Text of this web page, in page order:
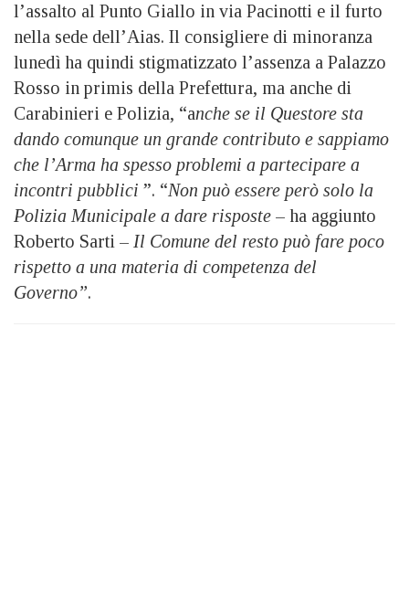
l’assalto al Punto Giallo in via Pacinotti e il furto
nella sede dell’Aias. Il consigliere di minoranza
lunedì ha quindi stigmatizzato l’assenza a Palazzo
Rosso in primis della Prefettura, ma anche di
Carabinieri e Polizia, “anche se il Questore sta
dando comunque un grande contributo e sappiamo
che l’Arma ha spesso problemi a partecipare a
incontri pubblici ”. “Non può essere però solo la
Polizia Municipale a dare risposte – ha aggiunto
Roberto Sarti – Il Comune del resto può fare poco
rispetto a una materia di competenza del
Governo”.